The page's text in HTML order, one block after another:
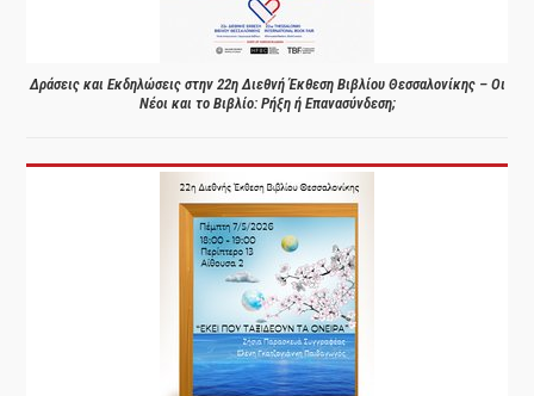
Δράσεις και Εκδηλώσεις στην 22η Διεθνή Έκθεση Βιβλίου Θεσσαλονίκης – Οι
Νέοι και το Βιβλίο: Ρήξη ή Επανασύνδεση;